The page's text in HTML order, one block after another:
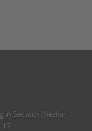
in Seckach (Neckar-
17